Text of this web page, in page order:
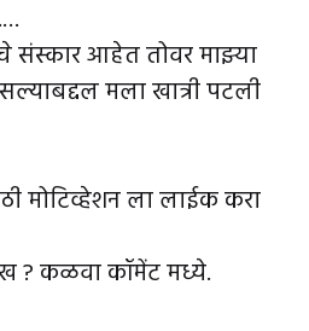
संस्कार आहेत तोवर माझ्या
मला खात्री पटली
मोटिव्हेशनला लाईक करा
? कळवा कॉमेंट मध्ये.